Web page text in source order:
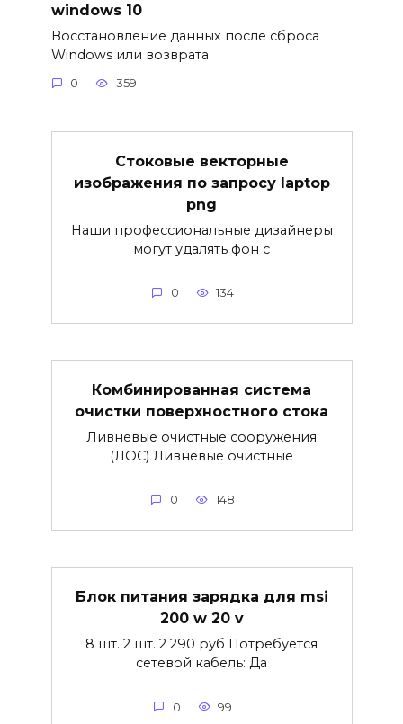
windows 10
Восстановление данных после сброса
Windows или возврата
0 359
Стоковые векторные
изображения по запросу laptop
png
Наши профессиональные дизайнеры
могут удалять фон с
0 134
Комбинированная система
очистки поверхностного стока
Ливневые очистные сооружения
(ЛОС) Ливневые очистные
0 148
Блок питания зарядка для msi
200 w 20 v
8 шт. 2 шт. 2 290 руб Потребуется
сетевой кабель: Да
0 99